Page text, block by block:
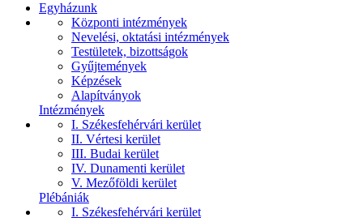
Egyházunk
Központi intézmények
Nevelési, oktatási intézmények
Testületek, bizottságok
Gyűjtemények
Képzések
Alapítványok
Intézmények
I. Székesfehérvári kerület
II. Vértesi kerület
III. Budai kerület
IV. Dunamenti kerület
V. Mezőföldi kerület
Plébániák
I. Székesfehérvári kerület